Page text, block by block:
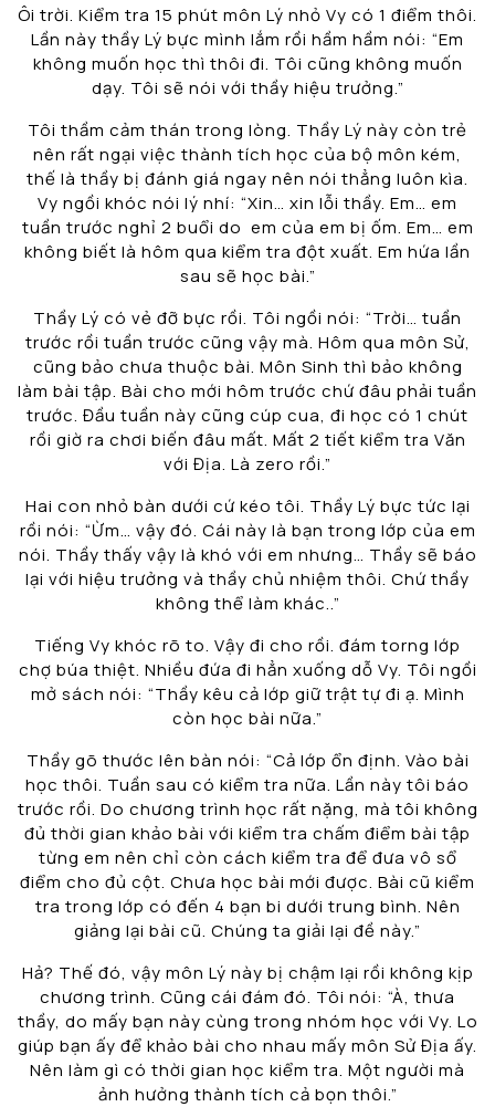
Ôi trời. Kiểm tra 15 phút môn Lý nhỏ Vy có 1 điểm thôi.
Lần này thầy Lý bực mình lắm rồi hầm hầm nói: “Em
không muốn học thì thôi đi. Tôi cũng không muốn
dạy. Tôi sẽ nói với thầy hiệu trưởng.”
Tôi thầm cảm thán trong lòng. Thầy Lý này còn trẻ
nên rất ngại việc thành tích học của bộ môn kém,
thế là thầy bị đánh giá ngay nên nói thẳng luôn kìa.
Vy ngồi khóc nói lý nhí: “Xin… xin lỗi thầy. Em… em
tuần trước nghỉ 2 buổi do em của em bị ốm. Em… em
không biết là hôm qua kiểm tra đột xuất. Em hứa lần
sau sẽ học bài.”
Thầy Lý có vẻ đỡ bực rồi. Tôi ngồi nói: “Trời… tuần
trước rồi tuần trước cũng vậy mà. Hôm qua môn Sử,
cũng bảo chưa thuộc bài. Môn Sinh thì bảo không
làm bài tập. Bài cho mới hôm trước chứ đâu phải tuần
trước. Đầu tuần này cũng cúp cua, đi học có 1 chút
rồi giờ ra chơi biến đâu mất. Mất 2 tiết kiểm tra Văn
với Địa. Là zero rồi.”
Hai con nhỏ bàn dưới cứ kéo tôi. Thầy Lý bực tức lại
rồi nói: “Ừm… vậy đó. Cái này là bạn trong lớp của em
nói. Thầy thấy vậy là khó với em nhưng… Thầy sẽ báo
lại với hiệu trưởng và thầy chủ nhiệm thôi. Chứ thầy
không thể làm khác..”
Tiếng Vy khóc rõ to. Vậy đi cho rồi. đám torng lớp
chợ búa thiệt. Nhiều đứa đi hẳn xuống dỗ Vy. Tôi ngồi
mở sách nói: “Thầy kêu cả lớp giữ trật tự đi ạ. Mình
còn học bài nữa.”
Thầy gõ thước lên bàn nói: “Cả lớp ổn định. Vào bài
học thôi. Tuần sau có kiểm tra nữa. Lần này tôi báo
trước rồi. Do chương trình học rất nặng, mà tôi không
đủ thời gian khảo bài với kiểm tra chấm điểm bài tập
từng em nên chỉ còn cách kiểm tra để đưa vô sổ
điểm cho đủ cột. Chưa học bài mới được. Bài cũ kiểm
tra trong lớp có đến 4 bạn bi dưới trung bình. Nên
giảng lại bài cũ. Chúng ta giải lại đề này.”
Hả? Thế đó, vậy môn Lý này bị chậm lại rồi không kịp
chương trình. Cũng cái đám đó. Tôi nói: “À, thưa
thầy, do mấy bạn này cùng trong nhóm học với Vy. Lo
giúp bạn ấy để khảo bài cho nhau mấy môn Sử Địa ấy.
Nên làm gì có thời gian học kiểm tra. Một người mà
ảnh hưởng thành tích cả bọn thôi.”